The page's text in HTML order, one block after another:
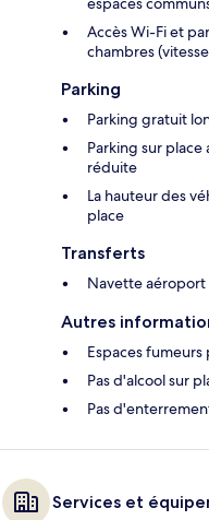
Accès Wi-Fi et
chambres
Parking
Parking gratuit
Parking sur
réduite
La hauteur des
place
Transferts
Navette
Autres
Espaces fumeurs
Pas d'alcool sur
Pas
Services et